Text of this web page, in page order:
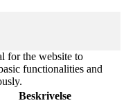
for the website to
functionalities and
Beskrivelse